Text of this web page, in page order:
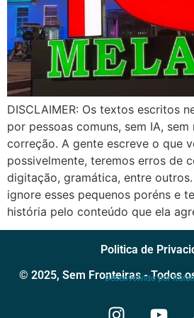
DISCLAIMER: Os textos escritos
por pessoas comuns, sem IA,
correção. A gente escreve o que
possivelmente, teremos erros de
digitação, gramática, entre
ignore esses pequenos poréns e
história pelo conteúdo que ela
Politica de
© 2025, Sem Fronteiras - Todos
Desenvolvido por